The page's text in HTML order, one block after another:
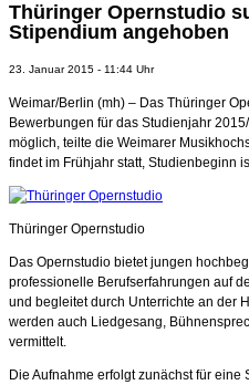
Thüringer Opernstudio
Stipendium angehoben
23. Januar 2015 - 11:44 Uhr
Weimar/Berlin (mh) – Das Thüringer
Bewerbungen für das Studienjahr
möglich, teilte die Weimarer
findet im Frühjahr statt, Studienbeginn
Thüringer Opernstudio
Das Opernstudio bietet jungen
professionelle Berufserfahrungen auf
und begleitet durch Unterrichte an der
werden auch Liedgesang,
vermittelt.
Die Aufnahme erfolgt zunächst für eine